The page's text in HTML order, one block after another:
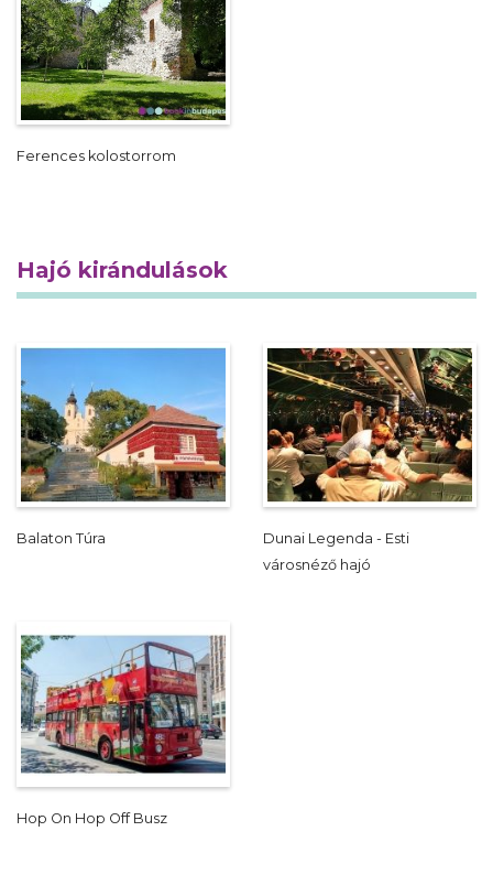
Ferences kolostorrom
Hajó kirándulások
Balaton Túra
Dunai Legenda - Esti
városnéző hajó
Hop On Hop Off Busz